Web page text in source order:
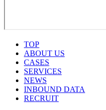
TOP
ABOUT US
CASES
SERVICES
NEWS
INBOUND DATA
RECRUIT